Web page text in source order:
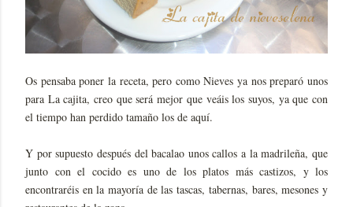
Os pensaba poner la receta, pero como Nieves ya nos preparó unos
para La cajita, creo que será mejor que veáis los suyos, ya que con
el tiempo han perdido tamaño los de aquí.
Y por supuesto después del bacalao unos callos a la madrileña, que
junto con el cocido es uno de los platos más castizos, y los
encontraréis en la mayoría de las tascas, tabernas, bares, mesones y